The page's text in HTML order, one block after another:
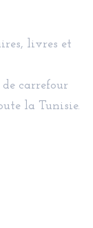
livres et
carrefour
la Tunisie.